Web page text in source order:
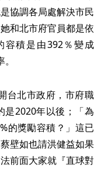
協調各局處解決市民
和北市府官員都是依
容積是由392％變成
台北市政府，市府職
是2020年以後；「為
的獎勵容積？」這已
壁如也請洪健益如果
前面大家就『直球對